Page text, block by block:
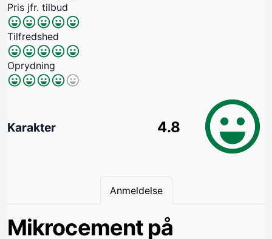
Pris jfr. tilbud
Tilfredshed
Oprydning
Karakter 4.8
Anmeldelse
Mikrocement på